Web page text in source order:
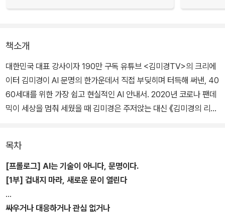
책소개
대한민국 대표 강사이자 190만 구독 유튜브 <김미경TV>의 크리에
이터 김미경이 AI 문명의 한가운데서 직접 부딪히며 터득해 써낸, 40
60세대를 위한 가장 쉽고 현실적인 AI 안내서. 2020년 코로나 팬데
믹이 세상을 멈춰 세웠을 때 김미경은 주저앉는 대신 《김미경의 리부
강연 매출이 하루아침에 0원이 된 절박함 속에서 '디지털 전환'이라는
새로운 길을 찾아낸 그녀의 목소리는 수십만 독자에게 다시 일어설
용기를 건넸다. 그로부터 몇 년이 흘러 이번엔 AI 혁명이라는 또 하나
《김미경의 플러스 휴먼》은 그 치열한 도전과 깨달음의 기록이자, 예
목차
[프롤로그] AI는 기술이 아니다, 문명이다.
[1부] 겁내지 마라, 새로운 문이 열린다
싸우거나 대응하거나 관심 없거나